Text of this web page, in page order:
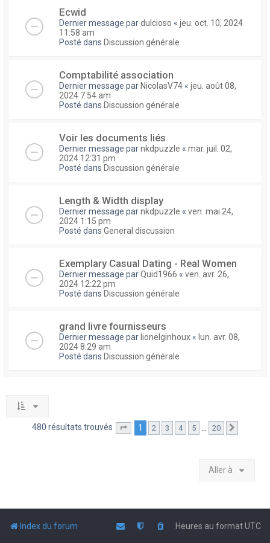
Ecwid
Dernier message pardulcioso « jeu. oct. 10, 2024
11:58 am
Posté dans Discussion générale
Comptabilité association
Dernier message par NicolasV74 « jeu. août 08,
2024 7:54 am
Posté dans Discussion générale
Voir les documents liés
Dernier message parnkdpuzzle « mar. juil. 02,
2024 12:31 pm
Posté dans Discussion générale
Length & Width display
Dernier message parnkdpuzzle « ven. mai 24,
2024 1:15 pm
Posté dans General discussion
Exemplary Сasual Dating - Real Women
Dernier message parQuid1966 « ven. avr. 26,
2024 12:22 pm
Posté dans Discussion générale
grand livre fournisseurs
Dernier message par lionelginhoux « lun. avr. 08,
2024 8:29 am
Posté dans Discussion générale
480 résultats trouvés Page sur20
1 2 3 4 5 … 20
Aller à
Index du forum Heures au formatUTC